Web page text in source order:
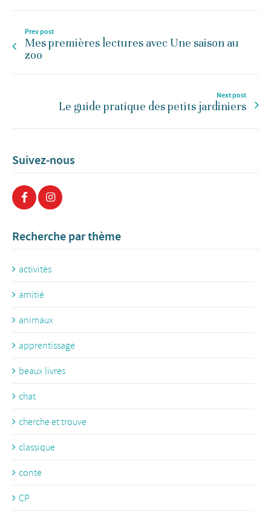
Prev post
Mes premières lectures avec Une saison au
zoo
Next post
Le guide pratique des petits jardiniers
Suivez-nous
Recherche par thème
activités
amitié
animaux
apprentissage
beaux livres
chat
cherche et trouve
classique
conte
CP